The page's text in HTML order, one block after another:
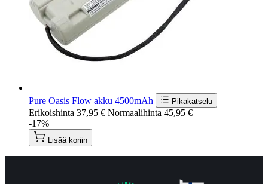
Pure Oasis Flow akku 4500mAh Pikakatselu
Erikoishinta 37,95 € Normaalihinta 45,95 €
-17%
Lisää koriin